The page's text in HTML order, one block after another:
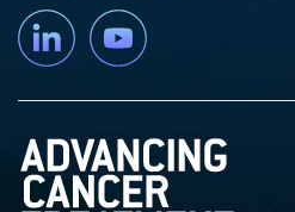
Linkedin YouTube